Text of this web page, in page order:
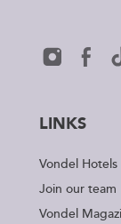
LINKS
Vondel Hotels
Join our team
Vondel